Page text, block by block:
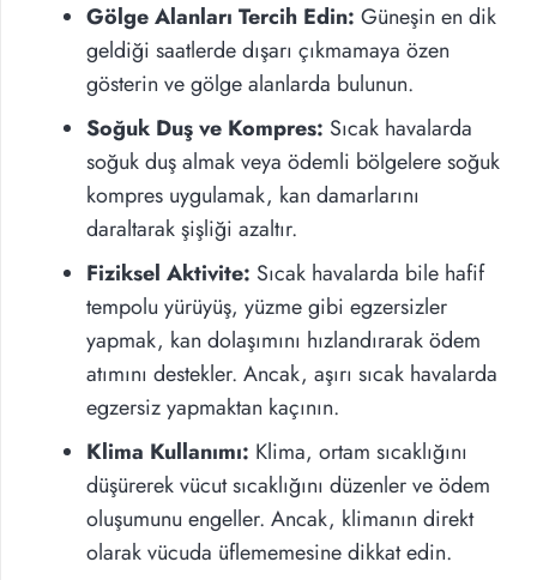
Gölge Alanları Tercih Edin: Güneşin en dik
geldiği saatlerde dışarı çıkmamaya özen
gösterin ve gölge alanlarda bulunun.
Soğuk Duş ve Kompres: Sıcak havalarda
soğuk duş almak veya ödemli bölgelere soğuk
kompres uygulamak, kan damarlarını
daraltarak şişliği azaltır.
Fiziksel Aktivite: Sıcak havalarda bile hafif
tempolu yürüyüş, yüzme gibi egzersizler
yapmak, kan dolaşımını hızlandırarak ödem
atımını destekler. Ancak, aşırı sıcak havalarda
egzersiz yapmaktan kaçının.
Klima Kullanımı: Klima, ortam sıcaklığını
düşürerek vücut sıcaklığını düzenler ve ödem
oluşumunu engeller. Ancak, klimanın direkt
olarak vücuda üflememesine dikkat edin.